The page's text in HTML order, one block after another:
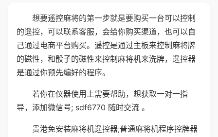
想要遥控麻将的第一步就是要购买一台可以控制
的遥控，可以联系客服，会给你购买渠道，也可以自
己通过电商平台购买。遥控是通过主板来控制麻将牌
的磁性，和骰子的磁性来控制麻将机来洗牌，遥控器
是通过你预先编好的程序。
若你在仪器使用上需要帮助，想获取一对一指
导，添加微信号; sdf6770 随时交流 。
贵港免安装麻将机遥控器;普通麻将机程序控牌器